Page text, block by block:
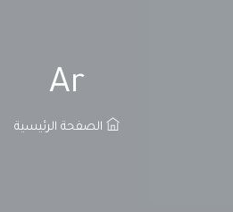
Ar
الصفحة الرئيسية